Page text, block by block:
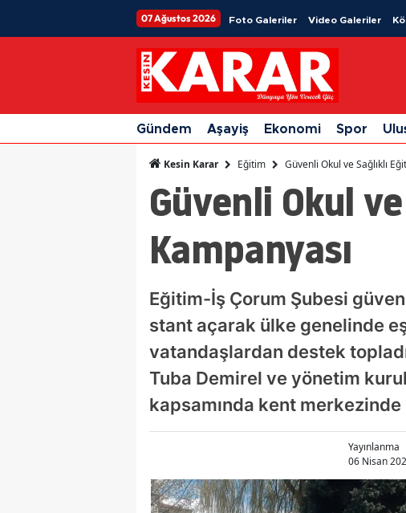
07 Ağustos 2026 Foto Galeriler Video Galeriler
Gündem Aşayiş Ekonomi Spor
Kesin Karar Eğitim Güvenli Okul ve Sağlıklı
Güvenli Okul
Kampanyası
Eğitim-İş Çorum Şubesi
stant açarak ülke genelinde
vatandaşlardan destek
Tuba Demirel ve yönetim
kapsamında kent merkezinde
Yayınlanma
06 Nisan